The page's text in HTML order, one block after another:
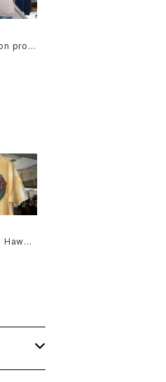
prom
Ba
Tee